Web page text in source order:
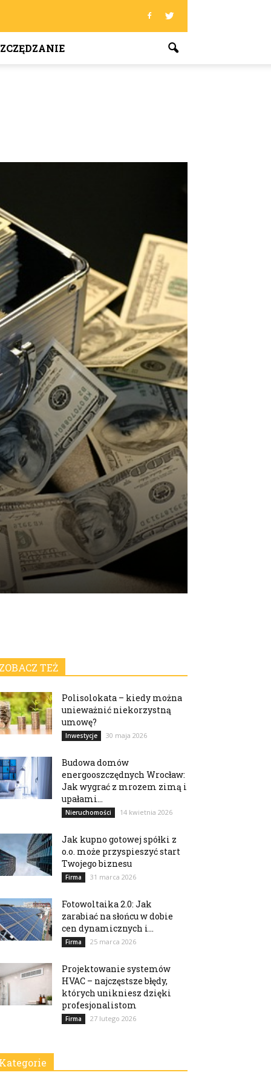
ZOBACZ TEŻ
Polisolokata – kiedy można
unieważnić niekorzystną
umowę?
Inwestycje 30 maja 2026
Budowa domów
energooszczędnych Wrocław:
Jak wygrać z mrozem zimą i
upałami...
Nieruchomości 14 kwietnia 2026
Jak kupno gotowej spółki z
o.o. może przyspieszyć start
Twojego biznesu
Firma 31 marca 2026
Fotowoltaika 2.0: Jak
zarabiać na słońcu w dobie
cen dynamicznych i...
Firma 25 marca 2026
Projektowanie systemów
HVAC – najczęstsze błędy,
których unikniesz dzięki
profesjonalistom
Firma 27 lutego 2026
Kategorie